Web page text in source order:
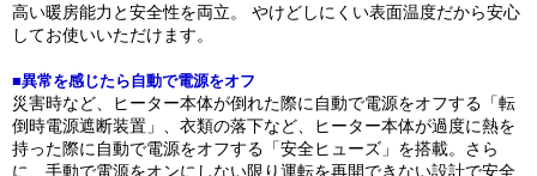
高い暖房能力と安全性を両立。 やけどしにくい表面温度だから安心
してお使いいただけます。
■異常を感じたら自動で電源をオフ
災害時など、ヒーター本体が倒れた際に自動で電源をオフする「転
倒時電源遮断装置」、衣類の落下など、ヒーター本体が過度に熱を
持った際に自動で電源をオフする「安全ヒューズ」を搭載。さら
に、手動で電源をオンにしない限り運転を再開できない設計で安全